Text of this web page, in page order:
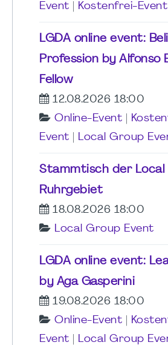
Event
Kostenfrei-Event
LGDA online event:
Profession by Alfonso
Fellow
12.08.2026 18:00
Online-Event
Event
Local Group
Stammtisch der Local
Ruhrgebiet
18.08.2026 18:00
Local Group Event
LGDA online event:
by Aga Gasperini
19.08.2026 18:00
Online-Event
Event
Local Group